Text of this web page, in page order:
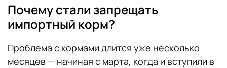
Почему стали запрещать
импортный корм?
Проблема с кормами длится уже несколько
месяцев — начиная с марта, когда и вступили в